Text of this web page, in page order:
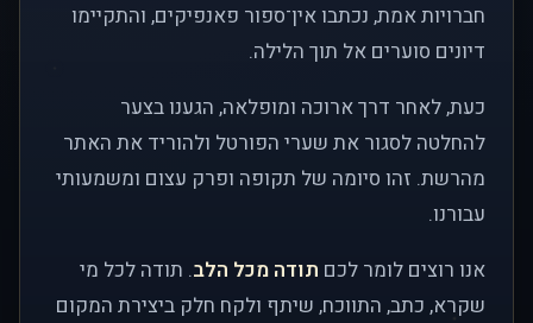
חברויות אמת, נכתבו אין־ספור פאנפיקים, והתקיימו
דיונים סוערים אל תוך הלילה.
כעת, לאחר דרך ארוכה ומופלאה, הגענו בצער
להחלטה לסגור את שערי הפורטל ולהוריד את האתר
מהרשת. זהו סיומה של תקופה ופרק עצום ומשמעותי
עבורנו.
אנו רוצים לומר לכם תודה מכל הלב. תודה לכל מי
שקרא, כתב, התווכח, שיתף ולקח חלק ביצירת המקום